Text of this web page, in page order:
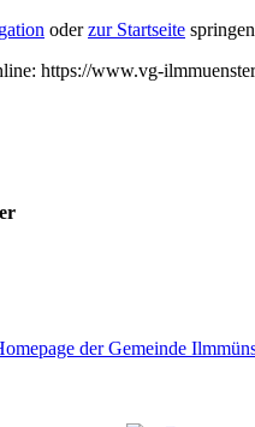
oderzur Startseite
https://www.vg-